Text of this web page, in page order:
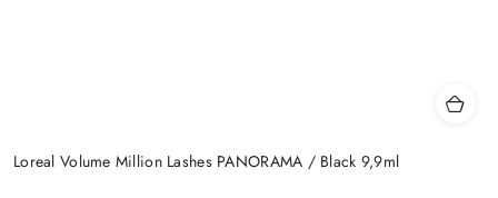
Loreal Volume Million Lashes PANORAMA / Black 9,9ml